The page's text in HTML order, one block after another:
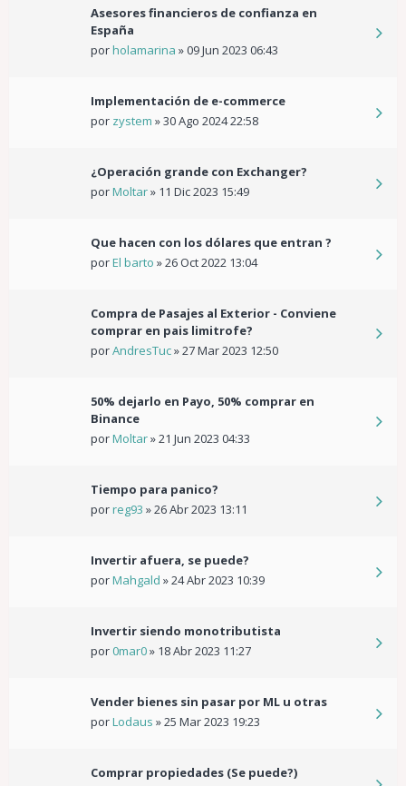
Asesores financieros de confianza en
España
porholamarina »09 Jun 2023 06:43
Implementación de e-commerce
por zystem »30 Ago 2024 22:58
¿Operación grande con Exchanger?
porMoltar» 11 Dic 2023 15:49
Que hacen con los dólares que entran ?
porEl barto »26 Oct 2022 13:04
Compra de Pasajes al Exterior - Conviene
comprar en pais limitrofe?
porAndresTuc»27 Mar 2023 12:50
50% dejarlo en Payo, 50% comprar en
Binance
porMoltar»21 Jun 2023 04:33
Tiempo para panico?
porreg93 »26 Abr 2023 13:11
Invertir afuera, se puede?
porMahgald »24 Abr 2023 10:39
Invertir siendo monotributista
por0mar0» 18 Abr 2023 11:27
Vender bienes sin pasar por ML u otras
porLodaus »25 Mar 2023 19:23
Comprar propiedades (Se puede?)